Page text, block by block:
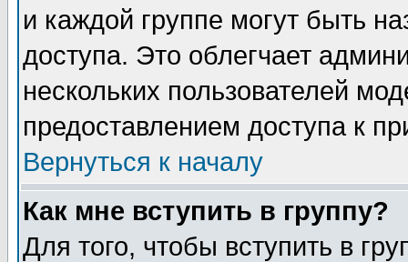
и каждой группе могут быть
доступа. Это облегчает
нескольких пользователей
предоставлением доступа к
Вернуться к началу
Как мне вступить в группу?
Для того, чтобы вступить в